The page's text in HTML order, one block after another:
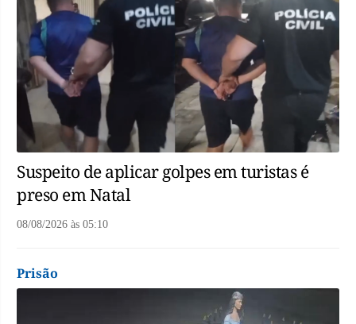
Suspeito de aplicar golpes em turistas é
preso em Natal
08/08/2026 às 05:10
Prisão